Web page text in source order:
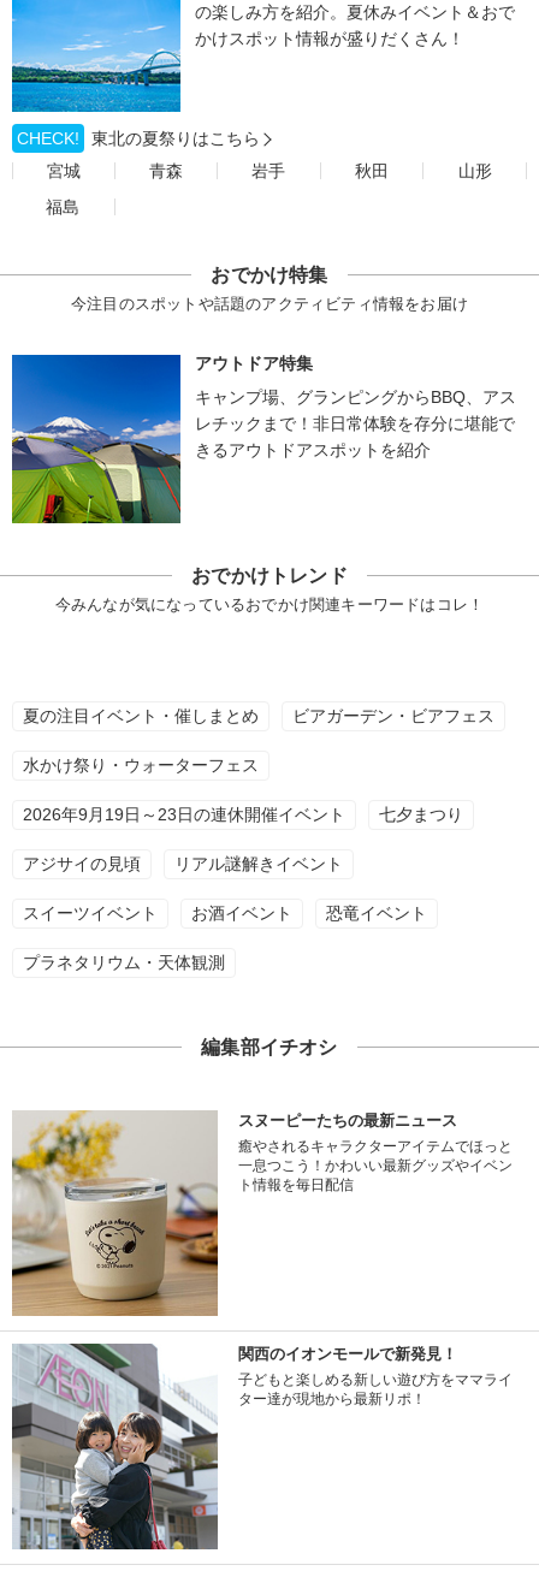
の楽しみ方を紹介。夏休みイベント＆おで
かけスポット情報が盛りだくさん！
CHECK!
東北の夏祭りはこちら
宮城
青森 岩手 秋田
山形
福島
おでかけ特集
今注目のスポットや話題のアクティビティ情報をお届け
アウトドア特集
キャンプ場、グランピングからBBQ、アス
レチックまで！非日常体験を存分に堪能で
きるアウトドアスポットを紹介
おでかけトレンド
今みんなが気になっているおでかけ関連キーワードはコレ！
夏の注目イベント・催しまとめ ビアガーデン・ビアフェス
水かけ祭り・ウォーターフェス
2026年9月19日～23日の連休開催イベント 七夕まつり
アジサイの見頃 リアル謎解きイベント
スイーツイベント お酒イベント 恐竜イベント
プラネタリウム・天体観測
編集部イチオシ
スヌーピーたちの最新ニュース
癒やされるキャラクターアイテムでほっと
一息つこう！かわいい最新グッズやイベン
ト情報を毎日配信
関西のイオンモールで新発見！
子どもと楽しめる新しい遊び方をママライ
ター達が現地から最新リポ！